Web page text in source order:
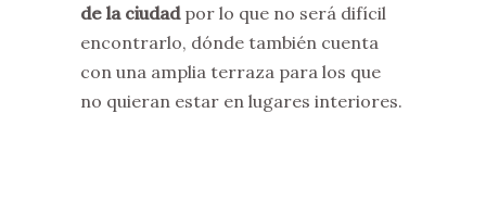
de la ciudadpor lo que no será difícil
encontrarlo, dónde también cuenta
con una amplia terraza para los que
no quieran estar en lugares interiores.